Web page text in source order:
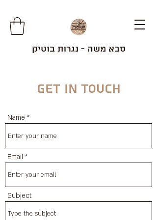
סבא משה - נגרות בוטיק
Get in Touch
Name
Email
Subject